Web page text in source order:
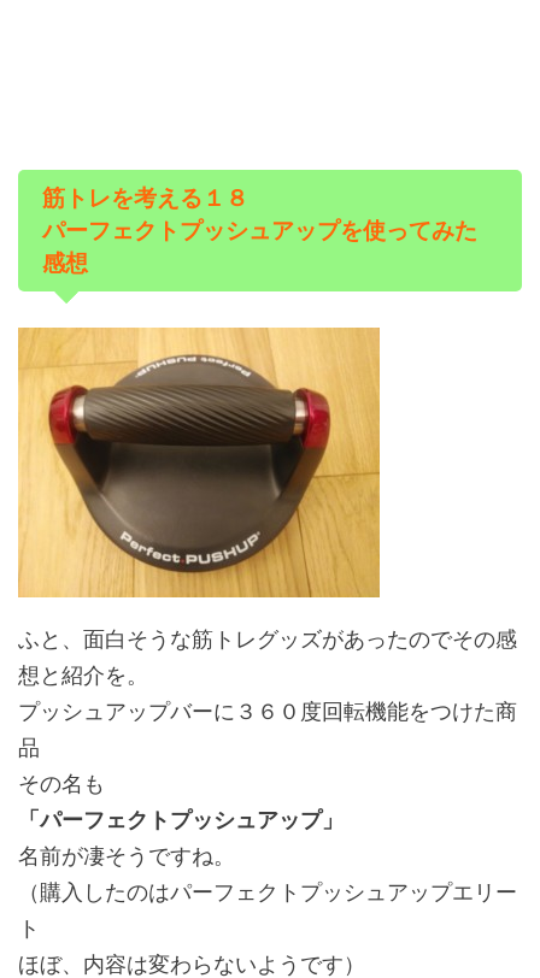
筋トレを考える１８
パーフェクトプッシュアップを使ってみた
感想
ふと、面白そうな筋トレグッズがあったのでその感
想と紹介を。
プッシュアップバーに３６０度回転機能をつけた商
品
その名も
「パーフェクトプッシュアップ」
名前が凄そうですね。
（購入したのはパーフェクトプッシュアップエリー
ト
ほぼ、内容は変わらないようです）